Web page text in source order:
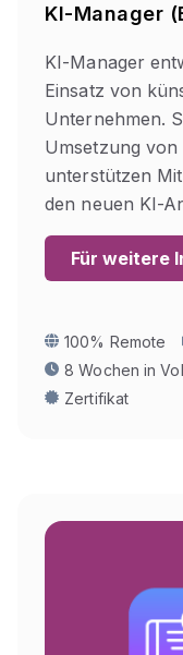
KI-Manager
KI-Manager
Einsatz von
Unternehmen.
Umsetzung
unterstützen
den neuen KI-
Für weitere
100% Remote
8 Wochen in
Zertifikat